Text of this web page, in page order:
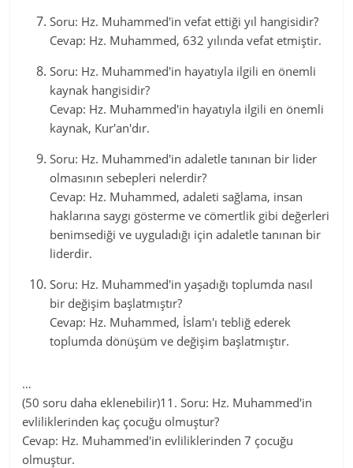
Soru: Hz. Muhammed'in vefat ettiği yıl hangisidir?
Cevap: Hz. Muhammed, 632 yılında vefat etmiştir.
Soru: Hz. Muhammed'in hayatıyla ilgili en önemli
kaynak hangisidir?
Cevap: Hz. Muhammed'in hayatıyla ilgili en önemli
kaynak, Kur'an'dır.
Soru: Hz. Muhammed'in adaletle tanınan bir lider
olmasının sebepleri nelerdir?
Cevap: Hz. Muhammed, adaleti sağlama, insan
haklarına saygı gösterme ve cömertlik gibi değerleri
benimsediği ve uyguladığı için adaletle tanınan bir
liderdir.
Soru: Hz. Muhammed'in yaşadığı toplumda nasıl
bir değişim başlatmıştır?
Cevap: Hz. Muhammed, İslam'ı tebliğ ederek
toplumda dönüşüm ve değişim başlatmıştır.
…
(50 soru daha eklenebilir)11. Soru: Hz. Muhammed'in
evliliklerinden kaç çocuğu olmuştur?
Cevap: Hz. Muhammed'in evliliklerinden 7 çocuğu
olmuştur.